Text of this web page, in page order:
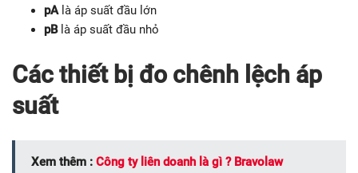
pAlà áp suất đầu lớn
pBlà áp suất đầu nhỏ
Các thiết bị đo chênh lệch áp
suất
Xem thêm : Công ty liên doanh là gì ? Bravolaw